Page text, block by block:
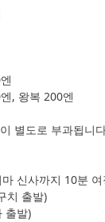
, 왕복 200엔
별도로 부과됩니
신사까지 10분 여
치 출발)
출발)